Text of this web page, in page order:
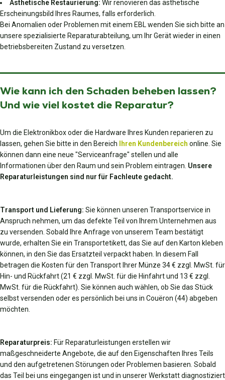
Ästhetische Restaurierung: Wir renovieren das ästhetische
Erscheinungsbild Ihres Raumes, falls erforderlich.
Bei Anomalien oder Problemen mit einem EBL wenden Sie sich bitte an
unsere spezialisierte Reparaturabteilung, um Ihr Gerät wieder in einen
betriebsbereiten Zustand zu versetzen.
Wie kann ich den Schaden beheben lassen?
Und wie viel kostet die Reparatur?
Um die Elektronikbox oder die Hardware Ihres Kunden reparieren zu
lassen, gehen Sie bitte in den Bereich Ihren Kundenbereich online. Sie
können dann eine neue "Serviceanfrage" stellen und alle
Informationen über den Raum und sein Problem eintragen. Unsere
Reparaturleistungen sind nur für Fachleute gedacht.
Transport und Lieferung: Sie können unseren Transportservice in
Anspruch nehmen, um das defekte Teil von Ihrem Unternehmen aus
zu versenden. Sobald Ihre Anfrage von unserem Team bestätigt
wurde, erhalten Sie ein Transportetikett, das Sie auf den Karton kleben
können, in den Sie das Ersatzteil verpackt haben. In diesem Fall
betragen die Kosten für den Transport Ihrer Münze 34 € zzgl. MwSt. für
Hin- und Rückfahrt (21 € zzgl. MwSt. für die Hinfahrt und 13 € zzgl.
MwSt. für die Rückfahrt). Sie können auch wählen, ob Sie das Stück
selbst versenden oder es persönlich bei uns in Couëron (44) abgeben
möchten.
Reparaturpreis: Für Reparaturleistungen erstellen wir
maßgeschneiderte Angebote, die auf den Eigenschaften Ihres Teils
und den aufgetretenen Störungen oder Problemen basieren. Sobald
das Teil bei uns eingegangen ist und in unserer Werkstatt diagnostiziert